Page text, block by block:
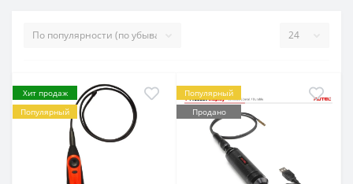
Хит продаж
Популярный
Популярный
Продано